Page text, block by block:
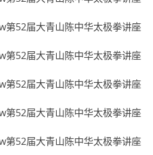
第52届大青山陈中华太极拳讲座
第52届大青山陈中华太极拳讲座
第52届大青山陈中华太极拳讲座
第52届大青山陈中华太极拳讲座
第52届大青山陈中华太极拳讲座